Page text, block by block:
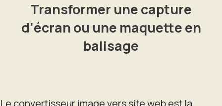
Transformer une capture
d'écran ou une maquette en
balisage